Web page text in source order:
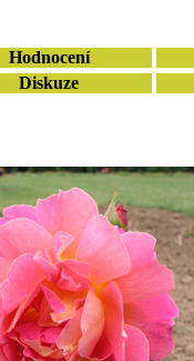
Hodnocení
Diskuze